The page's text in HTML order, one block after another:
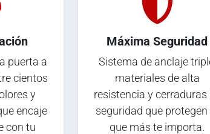
puerta a
cientos
y
encaje
con tu
Máxima Seguridad
Sistema de anclaje
materiales de alta
resistencia y cerraduras
seguridad que protegen
que más te importa.